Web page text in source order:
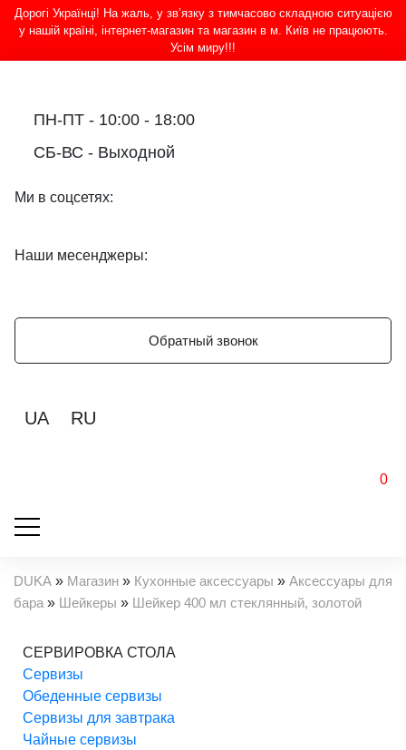
Дорогі Українці! На жаль, у зв’язку з тимчасово складною ситуацією
у нашій країні, інтернет-магазин та магазин в м. Київ не працюють.
Усім миру!!!
ПН-ПТ - 10:00 - 18:00
СБ-ВС - Выходной
Ми в соцсетях:
Наши месенджеры:
Обратный звонок
UA RU
0
DUKA » Магазин » Кухонные аксессуары » Аксессуары для
бара » Шейкеры » Шейкер 400 мл стеклянный, золотой
СЕРВИРОВКА СТОЛА
Cервизы
Обеденные сервизы
Сервизы для завтрака
Чайные сервизы